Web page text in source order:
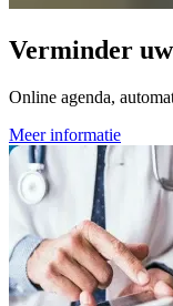
Verminder
Online agenda,
Meer informatie